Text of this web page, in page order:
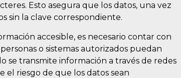
Esto asegura que los datos, una vez
sin la clave correspondiente.
accesible, es necesario contar con
o sistemas autorizados puedan
se transmite información a través de redes
el riesgo de que los datos sean